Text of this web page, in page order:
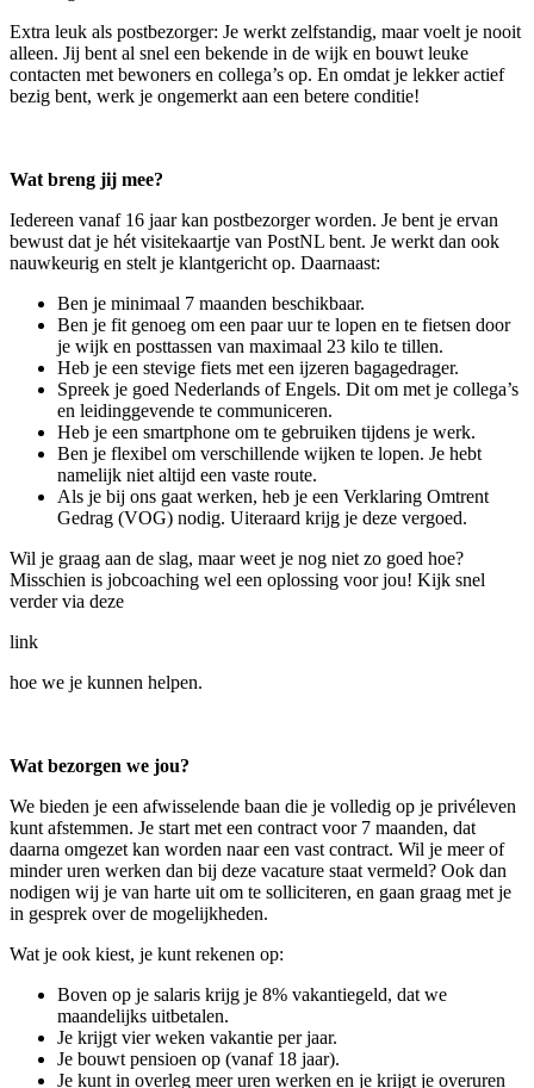
Extra leuk als postbezorger: Je werkt zelfstandig, maar voelt je nooit
alleen. Jij bent al snel een bekende in de wijk en bouwt leuke
contacten met bewoners en collega’s op. En omdat je lekker actief
bezig bent, werk je ongemerkt aan een betere conditie!
Wat breng jij mee?
Iedereen vanaf 16 jaar kan postbezorger worden. Je bent je ervan
bewust dat je hét visitekaartje van PostNL bent. Je werkt dan ook
nauwkeurig en stelt je klantgericht op. Daarnaast:
Ben je minimaal 7 maanden beschikbaar.
Ben je fit genoeg om een paar uur te lopen en te fietsen door
je wijk en posttassen van maximaal 23 kilo te tillen.
Heb je een stevige fiets met een ijzeren bagagedrager.
Spreek je goed Nederlands of Engels. Dit om met je collega’s
en leidinggevende te communiceren.
Heb je een smartphone om te gebruiken tijdens je werk.
Ben je flexibel om verschillende wijken te lopen. Je hebt
namelijk niet altijd een vaste route.
Als je bij ons gaat werken, heb je een Verklaring Omtrent
Gedrag (VOG) nodig. Uiteraard krijg je deze vergoed.
Wil je graag aan de slag, maar weet je nog niet zo goed hoe?
Misschien is jobcoaching wel een oplossing voor jou! Kijk snel
verder via deze
link
hoe we je kunnen helpen.
Wat bezorgen we jou?
We bieden je een afwisselende baan die je volledig op je privéleven
kunt afstemmen. Je start met een contract voor 7 maanden, dat
daarna omgezet kan worden naar een vast contract. Wil je meer of
minder uren werken dan bij deze vacature staat vermeld? Ook dan
nodigen wij je van harte uit om te solliciteren, en gaan graag met je
in gesprek over de mogelijkheden.
Wat je ook kiest, je kunt rekenen op:
Boven op je salaris krijg je 8% vakantiegeld, dat we
maandelijks uitbetalen.
Je krijgt vier weken vakantie per jaar.
Je bouwt pensioen op (vanaf 18 jaar).
Je kunt in overleg meer uren werken en je krijgt je overuren